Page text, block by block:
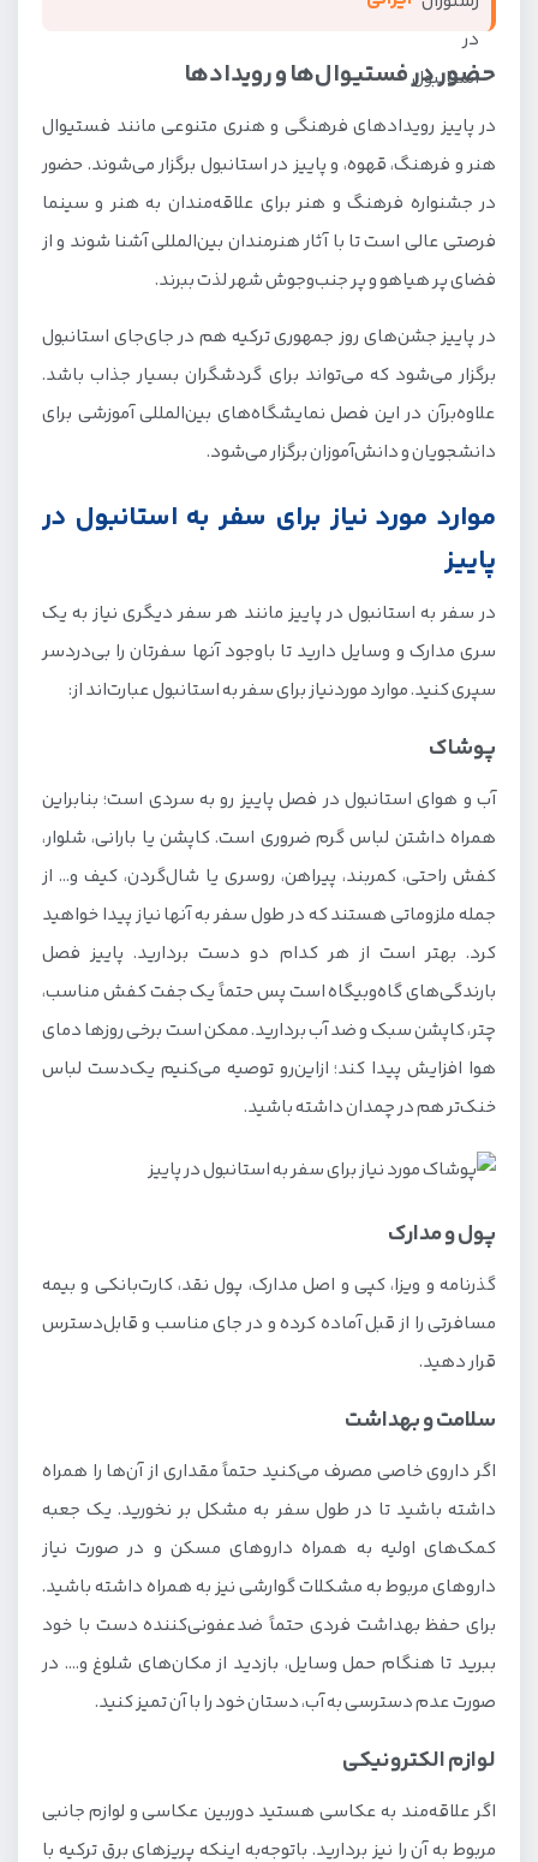
حضور در فستیوال‌ها و رویدادها
در پاییز رویدادهای فرهنگی و هنری متنوعی مانند فستیوال
هنر و فرهنگ، قهوه، و پاییز در استانبول برگزار می‌شوند. حضور
در جشنواره فرهنگ و هنر برای علاقه‌مندان به هنر و سینما
فرصتی عالی است تا با آثار هنرمندان بین‌المللی آشنا شوند و از
فضای پر هیاهو و پر جنب‌وجوش شهر لذت ببرند.
در پاییز جشن‌های روز جمهوری ترکیه هم در جای‌جای استانبول
برگزار می‌شود که می‌تواند برای گردشگران بسیار جذاب باشد.
علاوه‌برآن در این فصل نمایشگاه‌های بین‌المللی آموزشی برای
دانشجویان و دانش‌آموزان برگزار می‌شود.
موارد مورد نیاز برای سفر به استانبول در
پاییز
در سفر به استانبول در پاییز مانند هر سفر دیگری نیاز به یک
سری مدارک و وسایل دارید تا باوجود آنها سفرتان را بی‌دردسر
سپری کنید. موارد موردنیاز برای سفر به استانبول عبارت‌اند از:
پوشاک
آب و هوای استانبول در فصل پاییز رو به سردی است؛ بنابراین
همراه داشتن لباس گرم ضروری است. کاپشن یا بارانی، شلوار،
کفش راحتی، کمربند، پیراهن، روسری یا شال‌گردن، کیف و… از
جمله ملزوماتی هستند که در طول سفر به آنها نیاز پیدا خواهید
کرد. بهتر است از هر کدام دو دست بردارید. پاییز فصل
بارندگی‌های گاه‌وبیگاه است پس حتماً یک جفت کفش مناسب،
چتر، کاپشن سبک و ضد آب بردارید. ممکن است برخی روزها دمای
هوا افزایش پیدا کند؛ ازاین‌رو توصیه می‌کنیم یک‌دست لباس
خنک‌تر هم در چمدان داشته باشید.
پول و مدارک
گذرنامه و ویزا، کپی و اصل مدارک، پول نقد، کارت‌بانکی و بیمه
مسافرتی را از قبل آماده کرده و در جای مناسب و قابل‌دسترس
قرار دهید.
سلامت و بهداشت
اگر داروی خاصی مصرف می‌کنید حتماً مقداری از آن‌ها را همراه
داشته باشید تا در طول سفر به مشکل بر نخورید. یک جعبه
کمک‌های اولیه به همراه داروهای مسکن و در صورت نیاز
داروهای مربوط به مشکلات گوارشی نیز به همراه داشته باشید.
برای حفظ بهداشت فردی حتماً ضدعفونی‌کننده دست با خود
ببرید تا هنگام حمل وسایل، بازدید از مکان‌های شلوغ و…. در
صورت عدم دسترسی به آب، دستان خود را با آن تمیز کنید.
لوازم الکترونیکی
اگر علاقه‌مند به عکاسی هستید دوربین عکاسی و لوازم جانبی
مربوط به آن را نیز بردارید. باتوجه‌به اینکه پریزهای برق ترکیه با